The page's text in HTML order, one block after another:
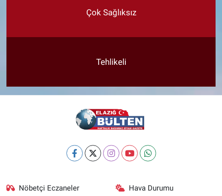
Çok Sağlıksız
Tehlikeli
Nöbetçi Eczaneler Hava Durumu